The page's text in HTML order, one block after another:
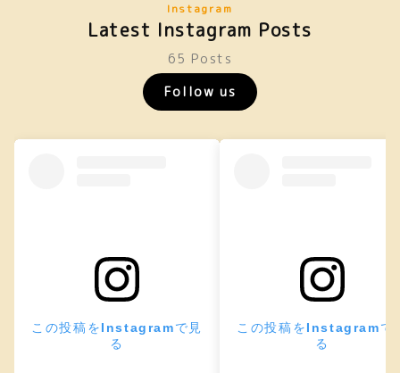
Instagram
Latest Instagram Posts
65 Posts
Follow us
この投稿をInstagramで見
る
この投稿をInstagramで
る